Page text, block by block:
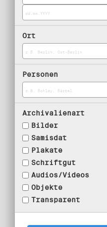
Ort
Personen
Archivalienart
Bilder
Samisdat
Plakate
Schriftgut
Audios/Videos
Objekte
Transparent